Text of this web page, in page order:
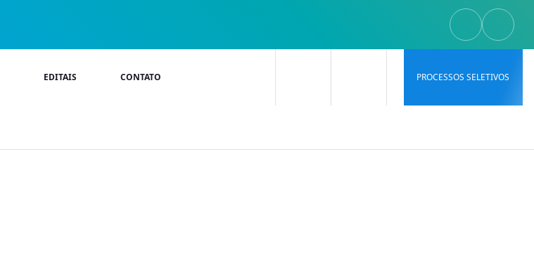
EDITAIS CONTATO PROCESSOS SELETIVOS